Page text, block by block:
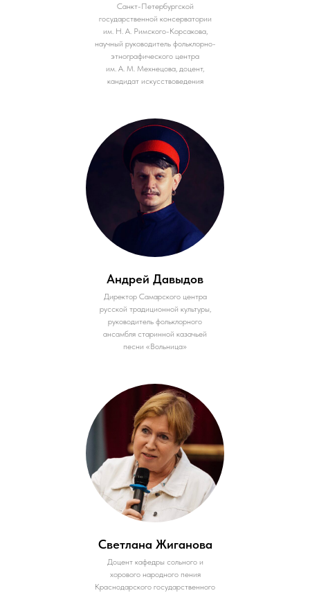
Санкт-Петербургской
государственной консерватории
им. Н. А. Римского-Корсакова,
научный руководитель фольклорно-
этнографического центра
им. А. М. Мехнецова, доцент,
кандидат искусствоведения
Андрей Давыдов
Директор Самарского центра
русской традиционной культуры,
руководитель фольклорного
ансамбля старинной казачьей
песни «Вольница»
Светлана Жиганова
Доцент кафедры сольного и
хорового народного пения
Краснодарского государственного